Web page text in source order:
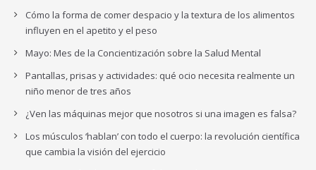
Cómo la forma de comer despacio y la textura de los alimentos
influyen en el apetito y el peso
Mayo: Mes de la Concientización sobre la Salud Mental
Pantallas, prisas y actividades: qué ocio necesita realmente un
niño menor de tres años
¿Ven las máquinas mejor que nosotros si una imagen es falsa?
Los músculos ‘hablan’ con todo el cuerpo: la revolución científica
que cambia la visión del ejercicio